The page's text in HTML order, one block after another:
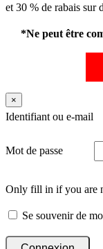
et 30 % de rabais sur
*Ne peut être
×
Identifiant ou e-mail
Mot de passe
Only fill in if you are
Se souvenir de